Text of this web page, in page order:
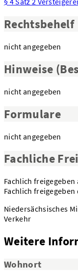
Rechtsbehelf
nicht angegeben
Hinweise
nicht angegeben
Formulare
nicht angegeben
Fachliche
Fachlich freigegeben
Fachlich freigegeben
Niedersächsisches
Verkehr
Weitere
Wohnort